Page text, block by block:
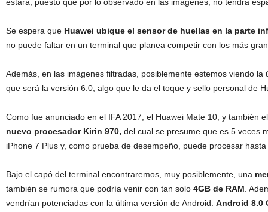
estará, puesto que por lo observado en las imágenes, no tendrá
Se espera que Huawei ubique el sensor de huellas en la parte
no puede faltar en un terminal que planea competir con los más
Además, en las imágenes filtradas, posiblemente estemos viendo la
que será la versión 6.0, algo que le da el toque y sello personal de
Como fue anunciado en el IFA 2017, el Huawei Mate 10, y también
nuevo procesador Kirin 970, del cual se presume que es 5 veces
iPhone 7 Plus y, como prueba de desempeño, puede procesar
Bajo el capó del terminal encontraremos, muy posiblemente, una
también se rumora que podría venir con tan solo 4GB de RAM.
vendrían potenciadas con la última versión deAndroid: Android 8.0